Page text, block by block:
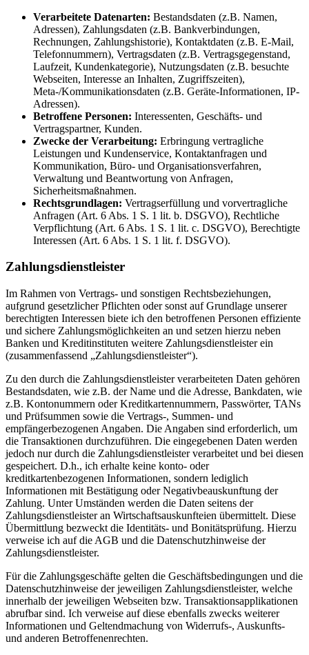
Verarbeitete Datenarten: Bestandsdaten (z.B. Namen,
Adressen), Zahlungsdaten (z.B. Bankverbindungen,
Rechnungen, Zahlungshistorie), Kontaktdaten (z.B. E-Mail,
Telefonnummern), Vertragsdaten (z.B. Vertragsgegenstand,
Laufzeit, Kundenkategorie), Nutzungsdaten (z.B. besuchte
Webseiten, Interesse an Inhalten, Zugriffszeiten),
Meta-/Kommunikationsdaten (z.B. Geräte-Informationen, IP-
Adressen).
Betroffene Personen: Interessenten, Geschäfts- und
Vertragspartner, Kunden.
Zwecke der Verarbeitung: Erbringung vertragliche
Leistungen und Kundenservice, Kontaktanfragen und
Kommunikation, Büro- und Organisationsverfahren,
Verwaltung und Beantwortung von Anfragen,
Sicherheitsmaßnahmen.
Rechtsgrundlagen: Vertragserfüllung und vorvertragliche
Anfragen (Art. 6 Abs. 1 S. 1 lit. b. DSGVO), Rechtliche
Verpflichtung (Art. 6 Abs. 1 S. 1 lit. c. DSGVO), Berechtigte
Interessen (Art. 6 Abs. 1 S. 1 lit. f. DSGVO).
Zahlungsdienstleister
Im Rahmen von Vertrags- und sonstigen Rechtsbeziehungen,
aufgrund gesetzlicher Pflichten oder sonst auf Grundlage unserer
berechtigten Interessen biete ich den betroffenen Personen effiziente
und sichere Zahlungsmöglichkeiten an und setzen hierzu neben
Banken und Kreditinstituten weitere Zahlungsdienstleister ein
(zusammenfassend „Zahlungsdienstleister“).
Zu den durch die Zahlungsdienstleister verarbeiteten Daten gehören
Bestandsdaten, wie z.B. der Name und die Adresse, Bankdaten, wie
z.B. Kontonummern oder Kreditkartennummern, Passwörter, TANs
und Prüfsummen sowie die Vertrags-, Summen- und
empfängerbezogenen Angaben. Die Angaben sind erforderlich, um
die Transaktionen durchzuführen. Die eingegebenen Daten werden
jedoch nur durch die Zahlungsdienstleister verarbeitet und bei diesen
gespeichert. D.h., ich erhalte keine konto- oder
kreditkartenbezogenen Informationen, sondern lediglich
Informationen mit Bestätigung oder Negativbeauskunftung der
Zahlung. Unter Umständen werden die Daten seitens der
Zahlungsdienstleister an Wirtschaftsauskunfteien übermittelt. Diese
Übermittlung bezweckt die Identitäts- und Bonitätsprüfung. Hierzu
verweise ich auf die AGB und die Datenschutzhinweise der
Zahlungsdienstleister.
Für die Zahlungsgeschäfte gelten die Geschäftsbedingungen und die
Datenschutzhinweise der jeweiligen Zahlungsdienstleister, welche
innerhalb der jeweiligen Webseiten bzw. Transaktionsapplikationen
abrufbar sind. Ich verweise auf diese ebenfalls zwecks weiterer
Informationen und Geltendmachung von Widerrufs-, Auskunfts-
und anderen Betroffenenrechten.